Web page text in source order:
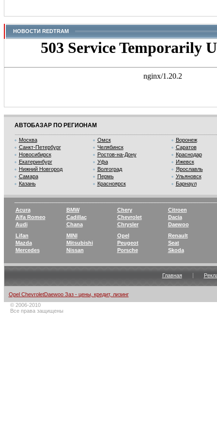
НОВОСТИ REDTRAM
АВТОБАЗАР ПО РЕГИОНАМ
Москва
Санкт-Петербург
Новосибирск
Екатеринбург
Нижний Новгород
Самара
Казань
Омск
Челябинск
Ростов-на-Дону
Уфа
Волгоград
Пермь
Красноярск
Воронеж
Саратов
Краснодар
Ижевск
Ярославль
Ульяновск
Барнаул
Acura
Alfa Romeo
Audi
BMW
Cadillac
Chana
Chery
Chevrolet
Chrysler
Citroen
Dacia
Daewoo
Lifan
Mazda
Mercedes
MINI
Mitsubishi
Nissan
Opel
Peugeot
Porsche
Renault
Seat
Skoda
Главная
Opel ChevroletDaewoo Заз - цены, кредит, лизинг
© 2006-2010
Все права защищены